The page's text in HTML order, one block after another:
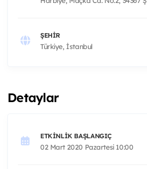
ŞEHIR
Türkiye, İstanbul
Detaylar
ETKINLIK BAŞLANGIÇ
02 Mart 2020 Pazartesi 10:00